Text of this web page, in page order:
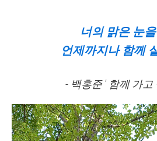
너의 맑은 눈
언제까지나 함께
- 백홍준 ' 함께 가고